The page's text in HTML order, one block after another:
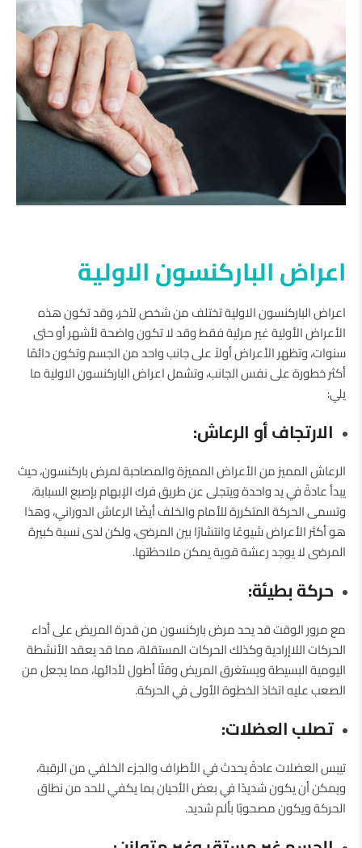
اعراض الباركنسون الاولية
اعراض الباركنسون الاولية تختلف من شخص لآخر، وقد تكون هذه
الأعراض الأولية غير مرئية فقط وقد لا تكون واضحة لأشهر أو حتى
سنوات، وتظهر الأعراض أولاً على جانب واحد من الجسم وتكون دائمًا
أكثر خطورة على نفس الجانب، وتشمل اعراض الباركنسون الاولية ما
يلي:
الارتجاف أو الرعاش:
الرعاش المميز من الأعراض المميزة والمصاحبة لمرض باركنسون، حيث
يبدأ عادةً في يد واحدة ويتجلى عن طريق فرك الإبهام بإصبع السبابة،
وتسمى الحركة المتكررة للأمام والخلف أيضًا الرعاش الدوراني، وهذا
هو أكثر الأعراض شيوعًا وانتشارًا بين المرضى، ولكن لدى نسبة كبيرة
المرضى لا يوجد رعشة قوية يمكن ملاحظتها.
حركة بطيئة:
مع مرور الوقت قد يحد مرض باركنسون من قدرة المريض على أداء
الحركات اللاإرادية وكذلك الحركات المستقلة، مما قد يعقد الأنشطة
اليومية البسيطة ويستغرق المريض وقتًا أطول لأدائها، مما يجعل من
الصعب عليه اتخاذ الخطوة الأولى في الحركة.
تصلب العضلات:
تيبس العضلات عادةً يحدث في الأطراف والجزء الخلفي من الرقبة،
ويمكن أن يكون شديدًا في بعض الأحيان بما يكفي للحد من نطاق
الحركة ويكون مصحوبًا بألم شديد.